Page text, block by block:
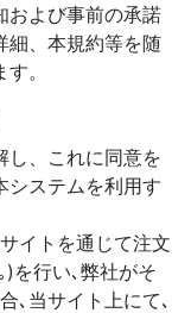
および事前の承諾
細、本規約等を随
。
し、これに同意を
システムを利用す
イトを通じて注文
を行い､弊社がそ
､当サイト上にて､